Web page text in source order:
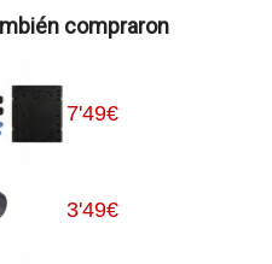
compraron
7'49€
3'49€